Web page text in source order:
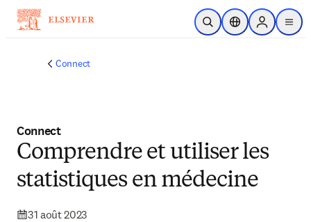
Passer au contenu principal
Ouvrir la recherche
Sélecteur de
Sign in to
menu
Connect
Connect
Comprendre et utiliser les
statistiques en médecine
31 août 2023